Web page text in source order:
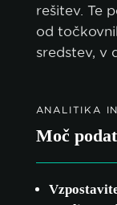
rešitev. Te
od
sredstev, v
ANALITIKA
Moč